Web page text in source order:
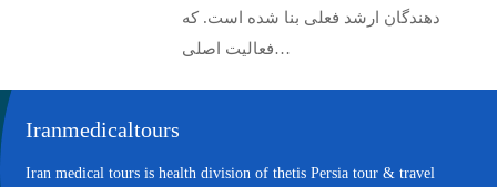
دهندگان ارشد فعلی بنا شده است. که
فعالیت اصلی…
Iranmedicaltours
Iran medical tours is health division of thetis Persia tour & travel